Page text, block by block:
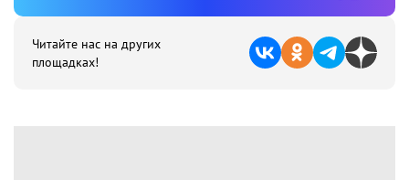
Читайте нас на других
площадках!